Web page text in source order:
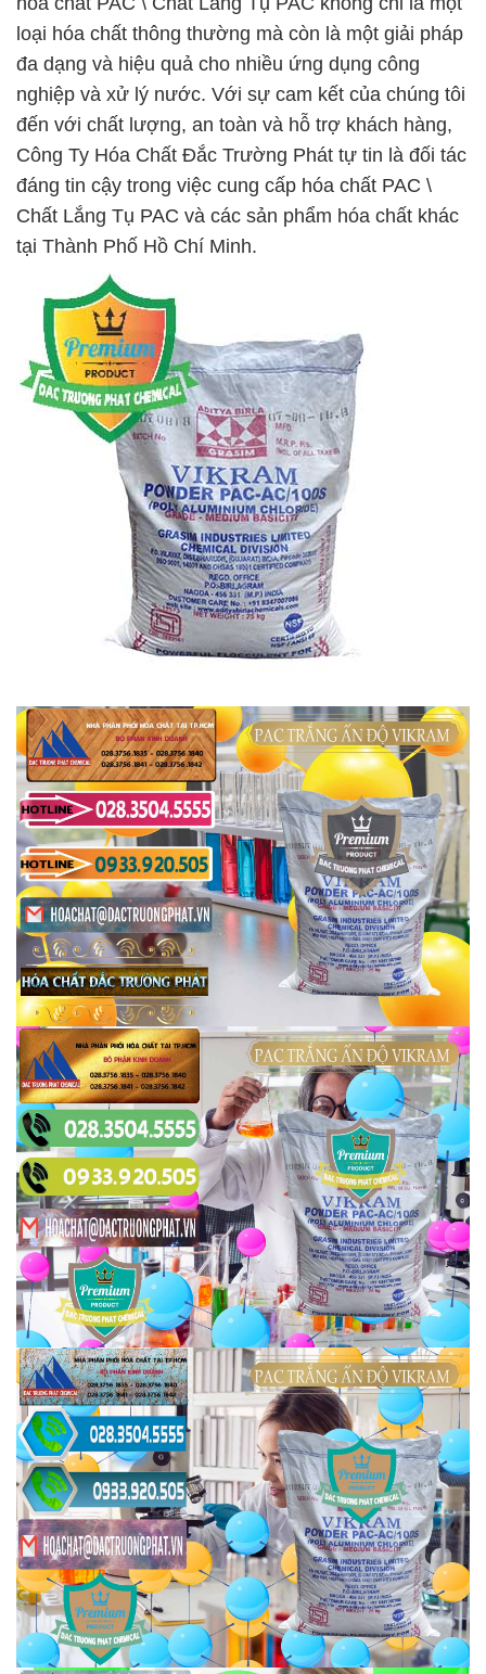
loại hóa chất thông thường mà còn là một giải pháp
đa dạng và hiệu quả cho nhiều ứng dụng công
nghiệp và xử lý nước. Với sự cam kết của chúng tôi
đến với chất lượng, an toàn và hỗ trợ khách hàng,
Công Ty Hóa Chất Đắc Trường Phát tự tin là đối tác
đáng tin cậy trong việc cung cấp hóa chất PAC \
Chất Lắng Tụ PAC và các sản phẩm hóa chất khác
tại Thành Phố Hồ Chí Minh.